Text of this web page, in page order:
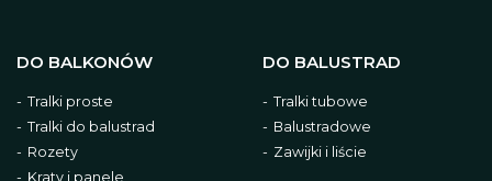
DO BALKONÓW
Tralki proste
Tralki do balustrad
Rozety
Kraty i panele
DO BALUSTRAD
Tralki tubowe
Balustradowe
Zawijki i liście